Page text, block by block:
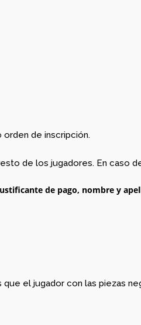
orden de inscripción.
de los jugadores. En caso
de pago, nombre y
el jugador con las piezas